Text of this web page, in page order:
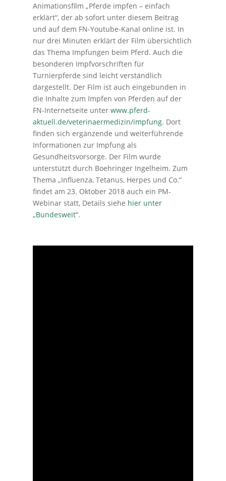
Animationsfilm „Pferde impfen – einfach
erklärt“, der ab sofort unter diesem Beitrag
und auf dem FN-Youtube-Kanal online ist. In
nur drei Minuten erklärt der Film übersichtlich
das Thema Impfungen beim Pferd. Auch die
besonderen Impfvorschriften für
Turnierpferde sind leicht verständlich
dargestellt. Der Film ist auch eingebunden in
die Inhalte zum Impfen von Pferden auf der
FN-Internetseite unter www.pferd-
aktuell.de/veterinaermedizin/impfung. Dort
finden sich ergänzende und weiterführende
Informationen zur Impfung als
Gesundheitsvorsorge. Der Film wurde
unterstützt durch Boehringer Ingelheim. Zum
Thema „Influenza, Tetanus, Herpes und Co.“
findet am 23. Oktober 2018 auch ein PM-
Webinar statt, Details siehe hier unter
„Bundesweit“.